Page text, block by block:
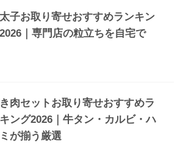
子お取り寄せおすすめランキン
｜専門店の粒立ちを自宅で
肉セットお取り寄せおすすめラ
ング2026｜牛タン・カルビ・ハ
が揃う厳選